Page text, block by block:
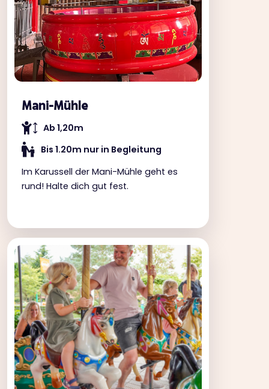
Mani-Mühle
Ab 1,20m
Bis 1.20m nur in Begleitung
Im Karussell der Mani-Mühle geht es
rund! Halte dich gut fest.